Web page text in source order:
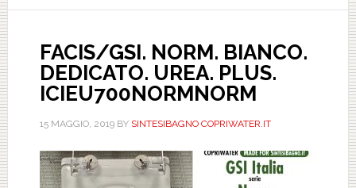
SOFT
FACIS/GSI. NORM. BIANCO.
DEDICATO. UREA. PLUS.
ICIEU700NORMNORM
15 MAGGIO, 2019BY SINTESIBAGNO COPRIWATER.IT